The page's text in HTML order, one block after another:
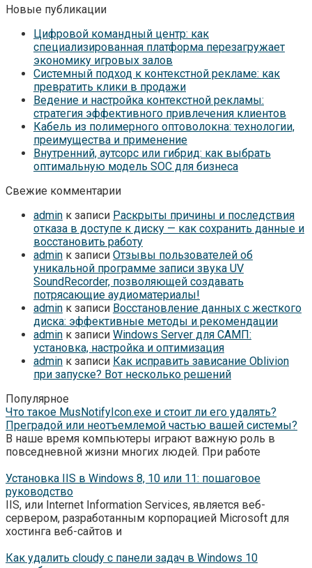
Новые публикации
Цифровой командный центр: как
специализированная платформа перезагружает
экономику игровых залов
Системный подход к контекстной рекламе: как
превратить клики в продажи
Ведение и настройка контекстной рекламы:
стратегия эффективного привлечения клиентов
Кабель из полимерного оптоволокна: технологии,
преимущества и применение
Внутренний, аутсорс или гибрид: как выбрать
оптимальную модель SOC для бизнеса
Свежие комментарии
admin к записи Раскрыты причины и последствия
отказа в доступе к диску — как сохранить данные и
восстановить работу
admin к записи Отзывы пользователей об
уникальной программе записи звука UV
SoundRecorder, позволяющей создавать
потрясающие аудиоматериалы!
admin к записи Восстановление данных с жесткого
диска: эффективные методы и рекомендации
admin к записи Windows Server для САМП:
установка, настройка и оптимизация
admin к записи Как исправить зависание Oblivion
при запуске? Вот несколько решений
Популярное
Что такое MusNotifyIcon.exe и стоит ли его удалять?
Преградой или неотъемлемой частью вашей системы?
В наше время компьютеры играют важную роль в
повседневной жизни многих людей. При работе
Установка IIS в Windows 8, 10 или 11: пошаговое
руководство
IIS, или Internet Information Services, является веб-
сервером, разработанным корпорацией Microsoft для
хостинга веб-сайтов и
Как удалить cloudy с панели задач в Windows 10